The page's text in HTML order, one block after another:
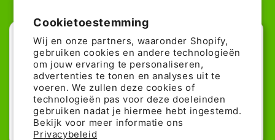
Cookietoestemming
Wij en onze partners, waaronder Shopify,
gebruiken cookies en andere technologieën
om jouw ervaring te personaliseren,
advertenties te tonen en analyses uit te
voeren. We zullen deze cookies of
technologieën pas voor deze doeleinden
gebruiken nadat je hiermee hebt ingestemd.
Bekijk voor meer informatie ons
Privacybeleid
prijs
44% günstiger!